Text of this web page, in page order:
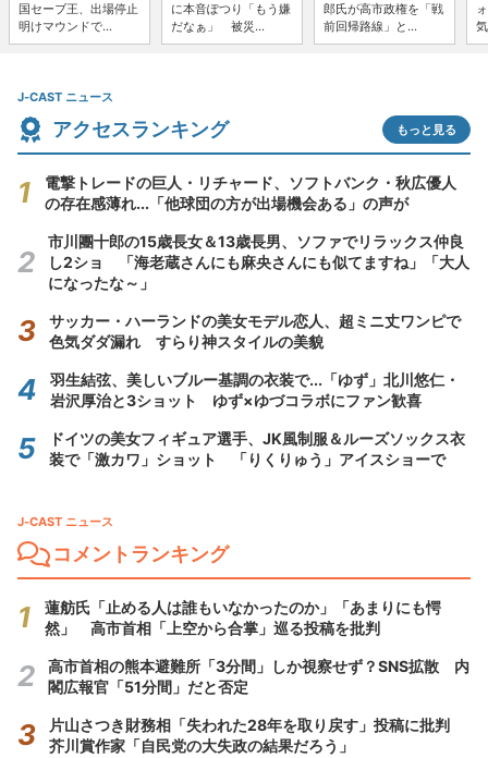
国セーブ王、出場停止
明けマウンドで...
に本音ぽつり「もう嫌
だなぁ」 被災...
郎氏が高市政権を「戦
前回帰路線」と...
J-CAST ニュース
アクセスランキング もっと見る
電撃トレードの巨人・リチャード、ソフトバンク・秋広優人
の存在感薄れ...「他球団の方が出場機会ある」の声が
市川團十郎の15歳長女＆13歳長男、ソファでリラックス仲良
し2ショ 「海老蔵さんにも麻央さんにも似てますね」「大人
になったな～」
サッカー・ハーランドの美女モデル恋人、超ミニ丈ワンピで
色気ダダ漏れ すらり神スタイルの美貌
羽生結弦、美しいブルー基調の衣装で...「ゆず」北川悠仁・
岩沢厚治と3ショット ゆず×ゆづコラボにファン歓喜
ドイツの美女フィギュア選手、JK風制服＆ルーズソックス衣
装で「激カワ」ショット 「りくりゅう」アイスショーで
J-CAST ニュース
コメントランキング
蓮舫氏「止める人は誰もいなかったのか」「あまりにも愕
然」 高市首相「上空から合掌」巡る投稿を批判
高市首相の熊本避難所「3分間」しか視察せず？SNS拡散 内
閣広報官「51分間」だと否定
片山さつき財務相「失われた28年を取り戻す」投稿に批判
芥川賞作家「自民党の大失政の結果だろう」